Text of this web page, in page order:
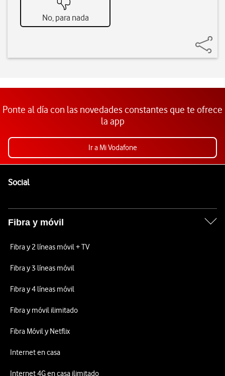
No, para nada
Ponte al día con las novedades constantes que te ofrece
la app
Ir a Mi Vodafone
SocialEnlaces a las redes sociales de Vodafone
Fibra y móvil
Fibra y 2 líneas móvil + TV
Fibra y 3 líneas móvil
Fibra y 4 líneas móvil
Fibra y móvil ilimitado
Fibra Móvil y Netflix
Internet en casa
Internet 4G en casa ilimitado